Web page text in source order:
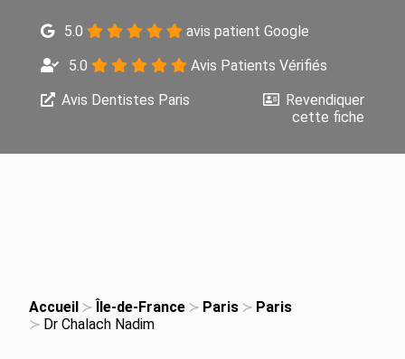
5.0
avis patient Google
5.0
Avis Patients Vérifiés
Avis Dentistes Paris
Revendiquer
cette fiche
Accueil Île-de-France Paris
Paris
Dr Chalach Nadim